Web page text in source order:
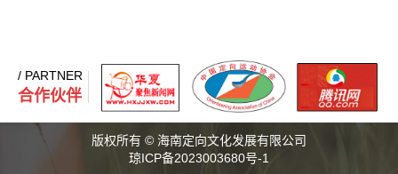
/ PARTNER
合作伙伴
版权所有 © 海南定向文化发展有限公司
琼ICP备2023003680号-1